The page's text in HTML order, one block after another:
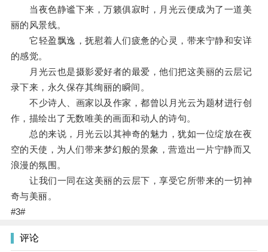
当夜色静谧下来，万籁俱寂时，月光云便成为了一道美
丽的风景线。
它轻盈飘逸，抚慰着人们疲惫的心灵，带来宁静和安详
的感觉。
月光云也是摄影爱好者的最爱，他们把这美丽的云层记
录下来，永久保存其绚丽的瞬间。
不少诗人、画家以及作家，都曾以月光云为题材进行创
作，描绘出了无数唯美的画面和动人的诗句。
总的来说，月光云以其神奇的魅力，犹如一位绽放在夜
空的天使，为人们带来梦幻般的景象，营造出一片宁静而又
浪漫的氛围。
让我们一同在这美丽的云层下，享受它所带来的一切神
奇与美丽。
#3#
评论